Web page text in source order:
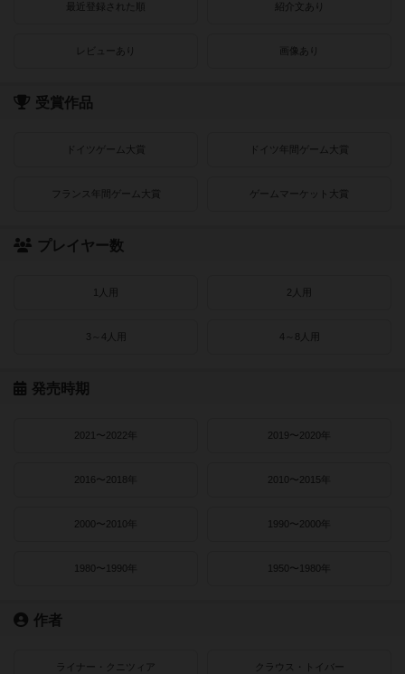
最近登録された順 紹介文あり
レビューあり 画像あり
受賞作品
ドイツゲーム大賞 ドイツ年間ゲーム大賞
フランス年間ゲーム大賞 ゲームマーケット大賞
プレイヤー数
1人用 2人用
3～4人用 4～8人用
発売時期
2021〜2022年 2019〜2020年
2016〜2018年 2010〜2015年
2000〜2010年 1990〜2000年
1980〜1990年 1950〜1980年
作者
ライナー・クニツィア クラウス・トイバー